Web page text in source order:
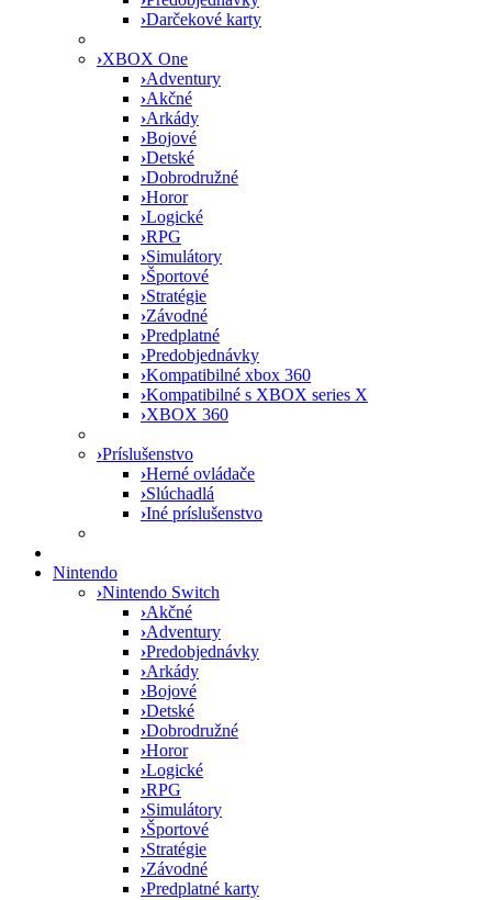
›Darčekové karty
›XBOX One
›Adventury
›Akčné
›Arkády
›Bojové
›Detské
›Dobrodružné
›Horor
›Logické
›RPG
›Simulátory
›Športové
›Stratégie
›Závodné
›Predplatné
›Predobjednávky
›Kompatibilné xbox 360
›Kompatibilné s XBOX series X
›XBOX 360
›Príslušenstvo
›Herné ovládače
›Slúchadlá
›Iné príslušenstvo
Nintendo
›Nintendo Switch
›Akčné
›Adventury
›Predobjednávky
›Arkády
›Bojové
›Detské
›Dobrodružné
›Horor
›Logické
›RPG
›Simulátory
›Športové
›Stratégie
›Závodné
›Predplatné karty